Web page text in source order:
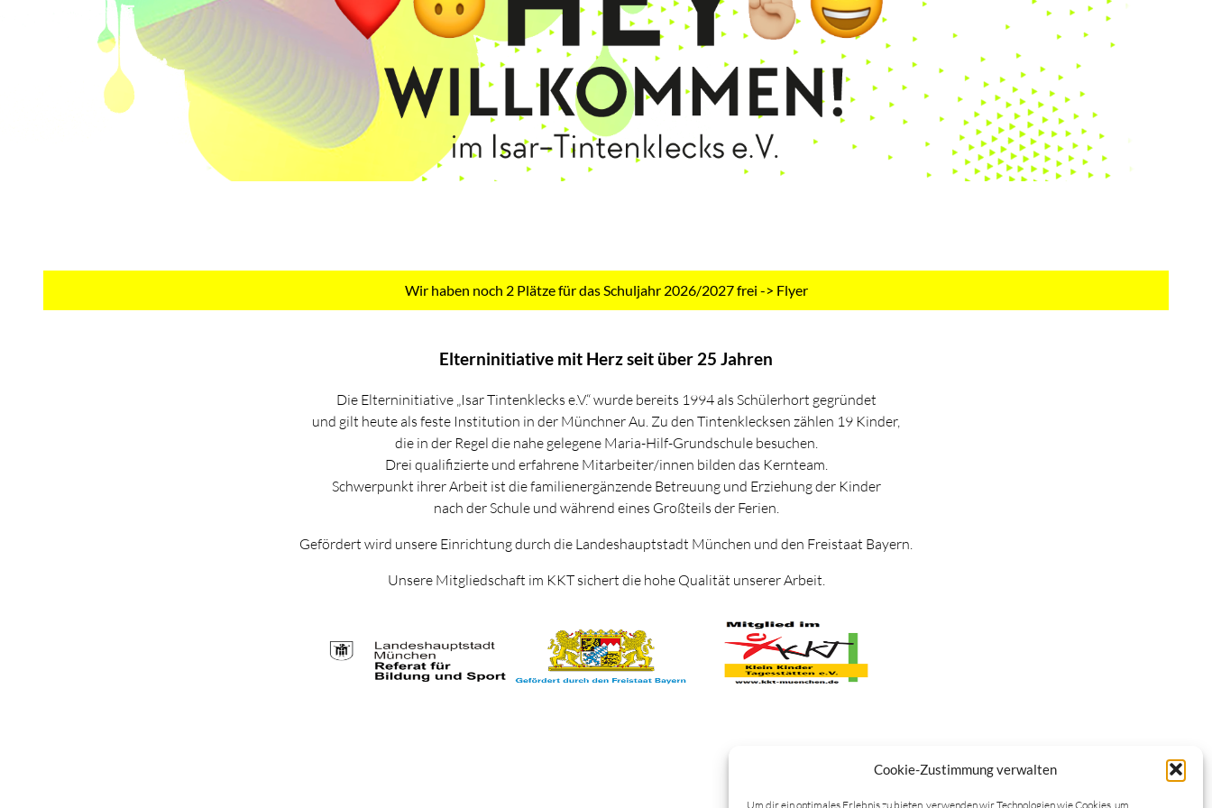
Cookie-Zustimmung verwalten
Um dir ein optimales Erlebnis zu bieten, verwenden wir Technologien wie Cookies, um
Wir haben noch 2 Plätze für das Schuljahr 2026/2027 frei -> Flyer
Elterninitiative mit Herz seit über 25 Jahren
Die Elterninitiative „Isar Tintenklecks e.V.“ wurde bereits 1994 als Schülerhort gegründet
und gilt heute als feste Institution in der Münchner Au. Zu den Tintenklecksen zählen 19 Kinder,
die in der Regel die nahe gelegene Maria-Hilf-Grundschule besuchen.
Drei qualifizierte und erfahrene Mitarbeiter/innen bilden das Kernteam.
Schwerpunkt ihrer Arbeit ist die familienergänzende Betreuung und Erziehung der Kinder
nach der Schule und während eines Großteils der Ferien.
Gefördert wird unsere Einrichtung durch die Landeshauptstadt München und den Freistaat Bayern.
Unsere Mitgliedschaft im KKT sichert die hohe Qualität unserer Arbeit.